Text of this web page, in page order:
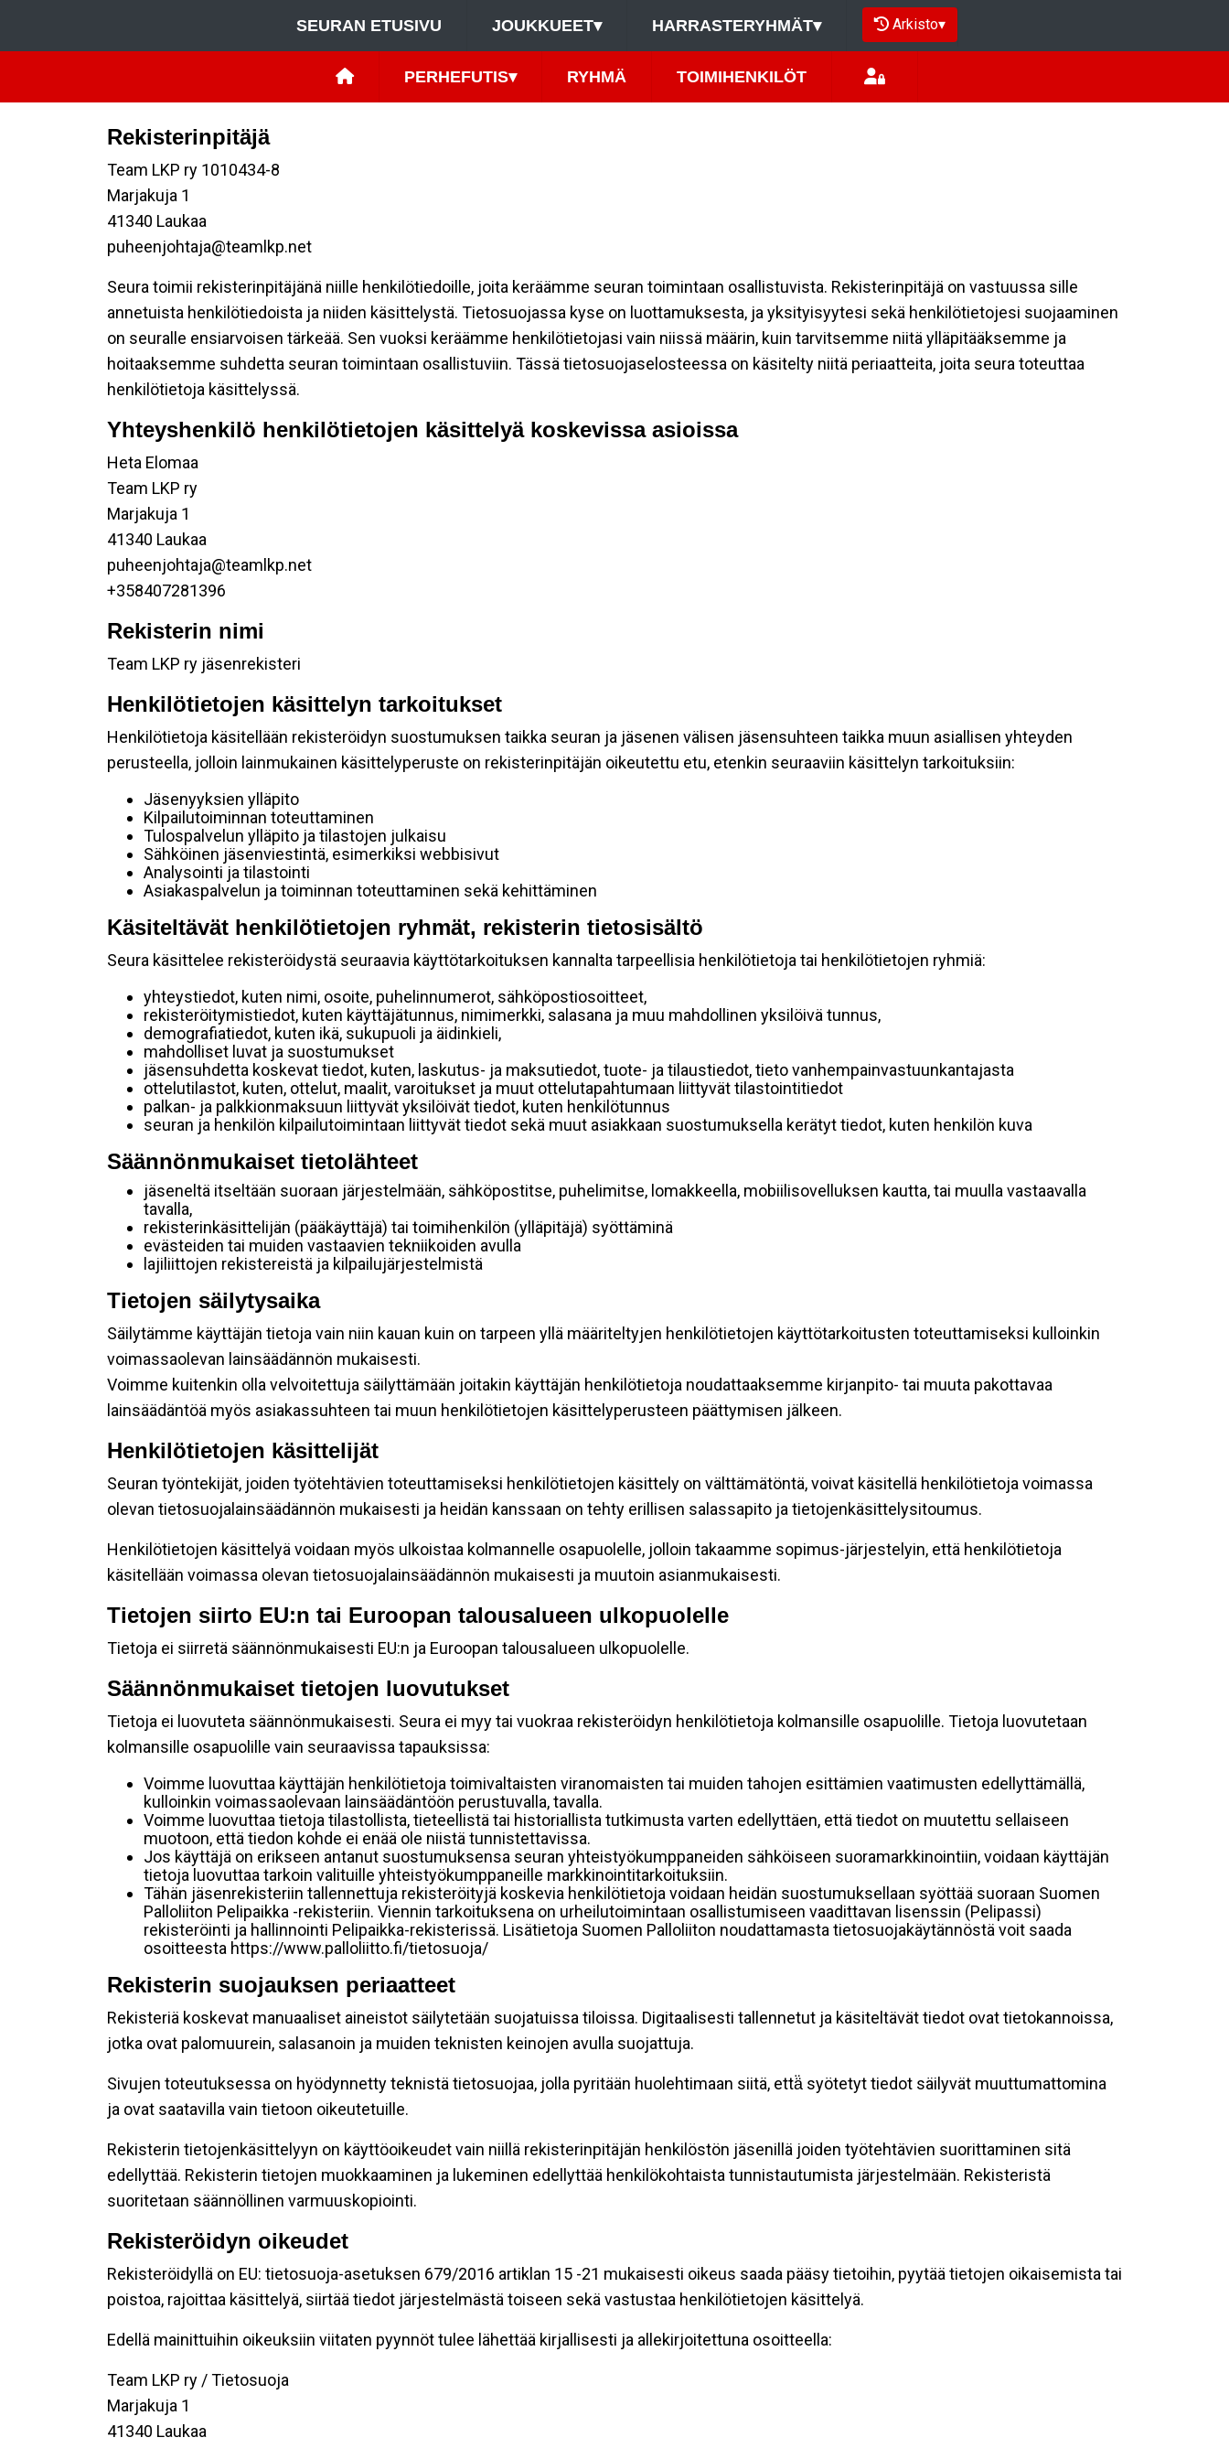
SEURAN ETUSIVU JOUKKUEET▾ HARRASTERYHMÄT▾ Arkisto▾
PERHEFUTIS▾ RYHMÄ TOIMIHENKILÖT
Rekisterinpitäjä
Team LKP ry 1010434-8
Marjakuja 1
41340 Laukaa
puheenjohtaja@teamlkp.net
Seura toimii rekisterinpitäjänä niille henkilötiedoille, joita keräämme seuran toimintaan osallistuvista. Rekisterinpitäjä on vastuussa sille
annetuista henkilötiedoista ja niiden käsittelystä. Tietosuojassa kyse on luottamuksesta, ja yksityisyytesi sekä henkilötietojesi suojaaminen
on seuralle ensiarvoisen tärkeää. Sen vuoksi keräämme henkilötietojasi vain niissä määrin, kuin tarvitsemme niitä ylläpitääksemme ja
hoitaaksemme suhdetta seuran toimintaan osallistuviin. Tässä tietosuojaselosteessa on käsitelty niitä periaatteita, joita seura toteuttaa
henkilötietoja käsittelyssä.
Yhteyshenkilö henkilötietojen käsittelyä koskevissa asioissa
Heta Elomaa
Team LKP ry
Marjakuja 1
41340 Laukaa
puheenjohtaja@teamlkp.net
+358407281396
Rekisterin nimi
Team LKP ry jäsenrekisteri
Henkilötietojen käsittelyn tarkoitukset
Henkilötietoja käsitellään rekisteröidyn suostumuksen taikka seuran ja jäsenen välisen jäsensuhteen taikka muun asiallisen yhteyden
perusteella, jolloin lainmukainen käsittelyperuste on rekisterinpitäjän oikeutettu etu, etenkin seuraaviin käsittelyn tarkoituksiin:
Jäsenyyksien ylläpito
Kilpailutoiminnan toteuttaminen
Tulospalvelun ylläpito ja tilastojen julkaisu
Sähköinen jäsenviestintä, esimerkiksi webbisivut
Analysointi ja tilastointi
Asiakaspalvelun ja toiminnan toteuttaminen sekä kehittäminen
Käsiteltävät henkilötietojen ryhmät, rekisterin tietosisältö
Seura käsittelee rekisteröidystä seuraavia käyttötarkoituksen kannalta tarpeellisia henkilötietoja tai henkilötietojen ryhmiä:
yhteystiedot, kuten nimi, osoite, puhelinnumerot, sähköpostiosoitteet,
rekisteröitymistiedot, kuten käyttäjätunnus, nimimerkki, salasana ja muu mahdollinen yksilöivä tunnus,
demografiatiedot, kuten ikä, sukupuoli ja äidinkieli,
mahdolliset luvat ja suostumukset
jäsensuhdetta koskevat tiedot, kuten, laskutus- ja maksutiedot, tuote- ja tilaustiedot, tieto vanhempainvastuunkantajasta
ottelutilastot, kuten, ottelut, maalit, varoitukset ja muut ottelutapahtumaan liittyvät tilastointitiedot
palkan- ja palkkionmaksuun liittyvät yksilöivät tiedot, kuten henkilötunnus
seuran ja henkilön kilpailutoimintaan liittyvät tiedot sekä muut asiakkaan suostumuksella kerätyt tiedot, kuten henkilön kuva
Säännönmukaiset tietolähteet
jäseneltä itseltään suoraan järjestelmään, sähköpostitse, puhelimitse, lomakkeella, mobiilisovelluksen kautta, tai muulla vastaavalla
tavalla,
rekisterinkäsittelijän (pääkäyttäjä) tai toimihenkilön (ylläpitäjä) syöttäminä
evästeiden tai muiden vastaavien tekniikoiden avulla
lajiliittojen rekistereistä ja kilpailujärjestelmistä
Tietojen säilytysaika
Säilytämme käyttäjän tietoja vain niin kauan kuin on tarpeen yllä määriteltyjen henkilötietojen käyttötarkoitusten toteuttamiseksi kulloinkin
voimassaolevan lainsäädännön mukaisesti.
Voimme kuitenkin olla velvoitettuja säilyttämään joitakin käyttäjän henkilötietoja noudattaaksemme kirjanpito- tai muuta pakottavaa
lainsäädäntöä myös asiakassuhteen tai muun henkilötietojen käsittelyperusteen päättymisen jälkeen.
Henkilötietojen käsittelijät
Seuran työntekijät, joiden työtehtävien toteuttamiseksi henkilötietojen käsittely on välttämätöntä, voivat käsitellä henkilötietoja voimassa
olevan tietosuojalainsäädännön mukaisesti ja heidän kanssaan on tehty erillisen salassapito ja tietojenkäsittelysitoumus.
Henkilötietojen käsittelyä voidaan myös ulkoistaa kolmannelle osapuolelle, jolloin takaamme sopimus-järjestelyin, että henkilötietoja
käsitellään voimassa olevan tietosuojalainsäädännön mukaisesti ja muutoin asianmukaisesti.
Tietojen siirto EU:n tai Euroopan talousalueen ulkopuolelle
Tietoja ei siirretä säännönmukaisesti EU:n ja Euroopan talousalueen ulkopuolelle.
Säännönmukaiset tietojen luovutukset
Tietoja ei luovuteta säännönmukaisesti. Seura ei myy tai vuokraa rekisteröidyn henkilötietoja kolmansille osapuolille. Tietoja luovutetaan
kolmansille osapuolille vain seuraavissa tapauksissa:
Voimme luovuttaa käyttäjän henkilötietoja toimivaltaisten viranomaisten tai muiden tahojen esittämien vaatimusten edellyttämällä,
kulloinkin voimassaolevaan lainsäädäntöön perustuvalla, tavalla.
Voimme luovuttaa tietoja tilastollista, tieteellistä tai historiallista tutkimusta varten edellyttäen, että tiedot on muutettu sellaiseen
muotoon, että tiedon kohde ei enää ole niistä tunnistettavissa.
Jos käyttäjä on erikseen antanut suostumuksensa seuran yhteistyökumppaneiden sähköiseen suoramarkkinointiin, voidaan käyttäjän
tietoja luovuttaa tarkoin valituille yhteistyökumppaneille markkinointitarkoituksiin.
Tähän jäsenrekisteriin tallennettuja rekisteröityjä koskevia henkilötietoja voidaan heidän suostumuksellaan syöttää suoraan Suomen
Palloliiton Pelipaikka -rekisteriin. Viennin tarkoituksena on urheilutoimintaan osallistumiseen vaadittavan lisenssin (Pelipassi)
rekisteröinti ja hallinnointi Pelipaikka-rekisterissä. Lisätietoja Suomen Palloliiton noudattamasta tietosuojakäytännöstä voit saada
osoitteesta https://www.palloliitto.fi/tietosuoja/
Rekisterin suojauksen periaatteet
Rekisteriä koskevat manuaaliset aineistot säilytetään suojatuissa tiloissa. Digitaalisesti tallennetut ja käsiteltävät tiedot ovat tietokannoissa,
jotka ovat palomuurein, salasanoin ja muiden teknisten keinojen avulla suojattuja.
Sivujen toteutuksessa on hyödynnetty teknistä tietosuojaa, jolla pyritään huolehtimaan siitä, että̈ syötetyt tiedot säilyvät muuttumattomina
ja ovat saatavilla vain tietoon oikeutetuille.
Rekisterin tietojenkäsittelyyn on käyttöoikeudet vain niillä rekisterinpitäjän henkilöstön jäsenillä joiden työtehtävien suorittaminen sitä
edellyttää. Rekisterin tietojen muokkaaminen ja lukeminen edellyttää henkilökohtaista tunnistautumista järjestelmään. Rekisteristä
suoritetaan säännöllinen varmuuskopiointi.
Rekisteröidyn oikeudet
Rekisteröidyllä on EU: tietosuoja-asetuksen 679/2016 artiklan 15 -21 mukaisesti oikeus saada pääsy tietoihin, pyytää tietojen oikaisemista tai
poistoa, rajoittaa käsittelyä, siirtää tiedot järjestelmästä toiseen sekä vastustaa henkilötietojen käsittelyä.
Edellä mainittuihin oikeuksiin viitaten pyynnöt tulee lähettää kirjallisesti ja allekirjoitettuna osoitteella:
Team LKP ry / Tietosuoja
Marjakuja 1
41340 Laukaa